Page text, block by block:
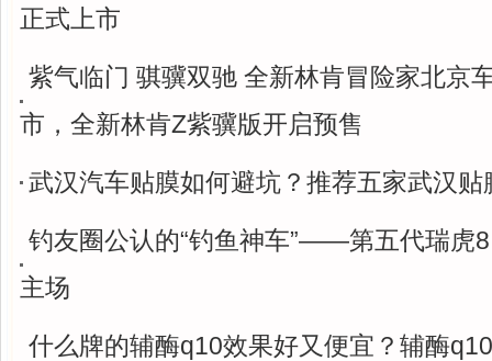
正式上市
紫气临门 骐骥双驰 全新林肯冒险家北京
市，全新林肯Z紫骥版开启预售
武汉汽车贴膜如何避坑？推荐五家武汉贴
钓友圈公认的“钓鱼神车”——第五代瑞虎
主场
什么牌的辅酶q10效果好又便宜？辅酶